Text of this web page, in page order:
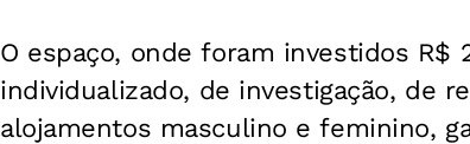
O espaço, onde foram investidos
individualizado, de investigação, de
alojamentos masculino e feminino,